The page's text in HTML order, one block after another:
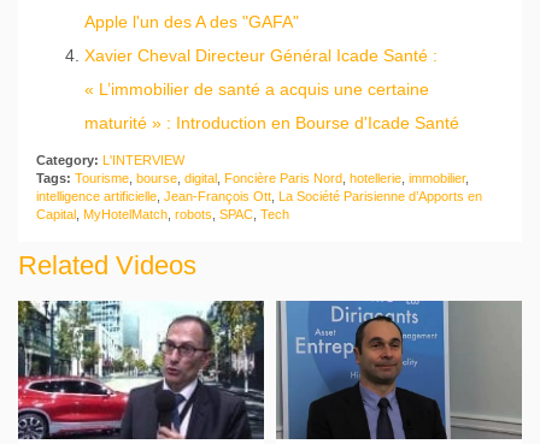
Apple l'un des A des "GAFA"
Xavier Cheval Directeur Général Icade Santé :
« L’immobilier de santé a acquis une certaine
maturité » : Introduction en Bourse d'Icade Santé
Category: L'INTERVIEW
Tags: Tourisme bourse digital Foncière Paris Nord hotellerie immobilier,
intelligence artificielle Jean-François Ott La Société Parisienne d’Apports en
Capital MyHotelMatch robots SPAC Tech
Related Videos